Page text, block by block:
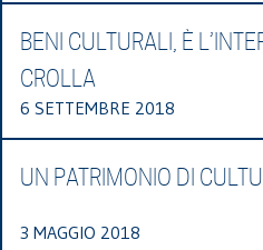
BENI CULTURALI, È
CROLLA
6 SETTEMBRE 2018
UN PATRIMONIO DI
3 MAGGIO 2018